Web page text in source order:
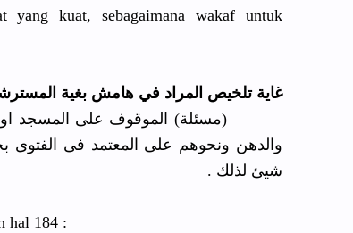
yang kuat, sebagaimana wakaf untuk
غاية تلخيص المراد في هامش بغية
(مسئلة) الموقوف على المسجد او
والدهن ونحوهم على المعتمد فى
شيئ لذلك .
hal 184 :